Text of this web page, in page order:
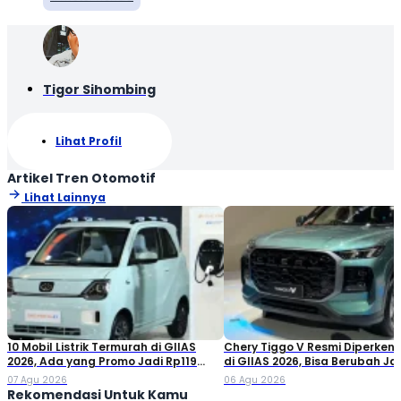
Tigor Sihombing
Lihat Profil
Artikel Tren Otomotif
Lihat Lainnya
10 Mobil Listrik Termurah di GIIAS
2026, Ada yang Promo Jadi Rp119
Jutaan!
07 Agu 2026
Chery Tiggo V Resmi
di GIIAS 2026, Bisa Berubah
Double Cabin
06 Agu 2026
Rekomendasi Untuk Kamu